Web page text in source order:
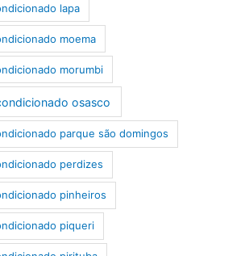
lapa
moema
morumbi
osasco
parque são domingos
perdizes
pinheiros
piqueri